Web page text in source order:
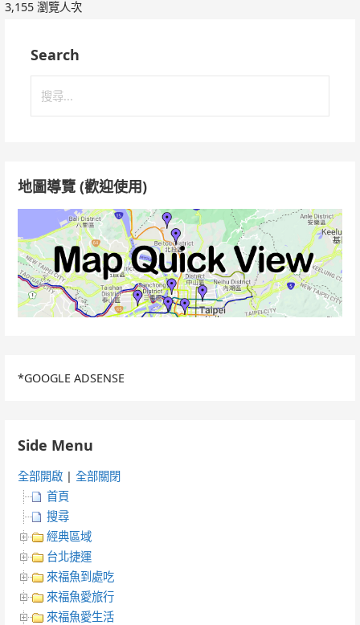
3,155 瀏覽人次
Search
地圖導覽 (歡迎使用)
*GOOGLE ADSENSE
Side Menu
全部開啟 |全部關閉
首頁
搜尋
經典區域
台北捷運
來福魚到處吃
來福魚愛旅行
來福魚愛生活